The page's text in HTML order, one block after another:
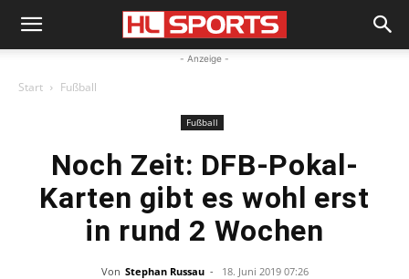
- Anzeige -
Start Fußball
Fußball
Noch Zeit: DFB-Pokal-
Karten gibt es wohl erst
in rund 2 Wochen
Von Stephan Russau - 18. Juni 2019 07:26